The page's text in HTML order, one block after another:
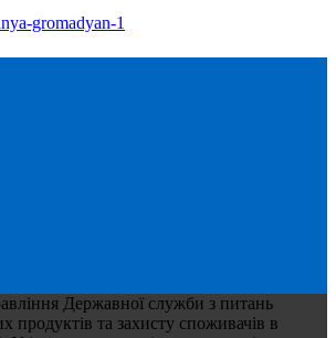
Державної служби з питань
продуктів та захисту споживачів в